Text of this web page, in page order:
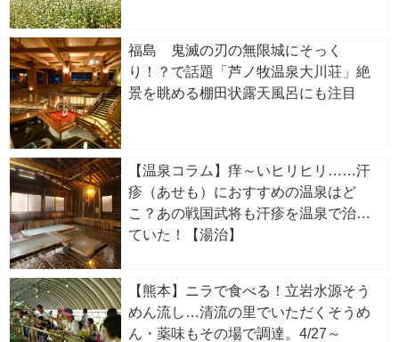
福島 鬼滅の刃の無限城にそっく
り！？で話題「芦ノ牧温泉大川荘」絶
景を眺める棚田状露天風呂にも注目
【温泉コラム】痒～いヒリヒリ……汗
疹（あせも）におすすめの温泉はど
こ？あの戦国武将も汗疹を温泉で治し
ていた！【湯治】
【熊本】ニラで食べる！立岩水源そう
めん流し…清流の里でいただくそうめ
ん・薬味もその場で調達。4/27～